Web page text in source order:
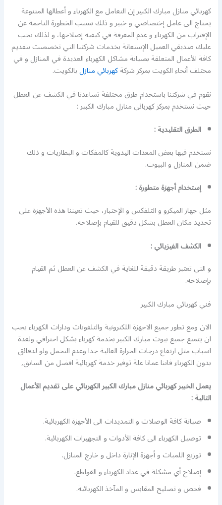
كهربائي منازل مبارك الكبير إن التعامل مع الكهرباء و أعطالها المتنوعة
يحتاج الى عامل إختصاصي و خبير و ذلك بسبب الخطورة الناجمة عن
الإقتراب من الكهرباء و عدم المعرفة في كيفية إصلاحها، و لذلك يجب
عليك صديقي العميل الإستعانة بخدمات شركتنا التي تخصصت بتقديم
كافة الأعمال المتعلقة بصيانة مشاكل الكهرباء العديدة في المنازل و في
مختلف أنحاء الكويت بمركز شركةكهربائي منازلبالكويت.
نقوم في شركتنا باستخدام طرق مختلفة تساعدنا في الكشف عن العطل
حيث نستخدم بمركز كهربائي منازل مبارك الكبير :
الطرق التقليدية :
نستخدم فيها بعض المعدات اليدوية كالمفكات و البطاريات و ذلك
ضمن المنازل و البيوت.
إستخدام أجهزة متطورة :
مثل جهاز الميكرو و التلفكس و الإختبار، حيث تعيننا هذه الأجهزة على
تحديد مكان العطل بشكل دقيق للقيام بإصلاحه.
الكشف الفيزيائي :
و التي تعتبر طريقة دقيقة للغاية في الكشف عن العطل ثم القيام
بإصلاحه.
فني كهربائي مبارك الكبير
الان ومع تطور جميع الاجهزة اللكترونية والتلفونات ودارات الكهرباء يجب
ان يتمتع جميع بيوت مبارك الكبير بخدمة كهرباء بشكل احترافي ولعدة
اسباب مثل ارتفاع درجات الحرارة العالية جدا وعدم التحمل ولو لدقائق
بدون الكهرباء فاننا عمانا علة توفير خدمة كهربائية افضل من السابق,
يعمل الخبير كهربائي منازل مبارك الكبير الكهربائي على تقديم الأعمال
التالية :
صيانة كافة الوصلات و التمديدات الى الأجهزة الكهربائية.
توصيل الكهرباء الى كافة الأدوات و التجهيزات الكهربائية.
توزيع اللمبات و أجهزة الإنارة داخل و خارج المنازل.
إصلاح أي مشكلة في عداد الكهرباء و القواطع.
فحص و تصليح المقابس و المآخذ الكهربائية.